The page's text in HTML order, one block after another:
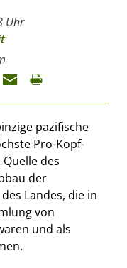
Uhr
pazifische
Pro-Kopf-
des
der
Landes, die in
von
und als